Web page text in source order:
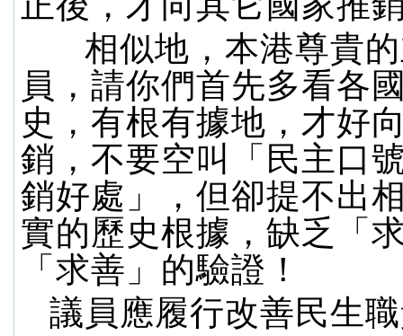
相似地，本港尊貴
員，請你們首先多看各
史，有根有據地，才好
銷，不要空叫「民主口
銷好處」，但卻提不出
實的歷史根據，缺乏「
「求善」的驗證！
議員應履行改善民生